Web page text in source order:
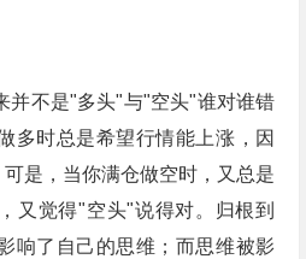
并不是"多头"与"空头"谁对谁错
多时总是希望行情能上涨，因
是，当你满仓做空时，又总是
又觉得"空头"说得对。归根到
响了自己的思维；而思维被影